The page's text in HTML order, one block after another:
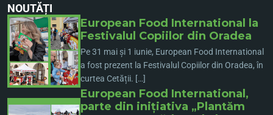
NOUTĂȚI
European Food International la
Festivalul Copiilor din Oradea
Pe 31 mai și 1 iunie, European Food International
a fost prezent la Festivalul Copiilor din Oradea, în
curtea Cetății. […]
European Food International,
parte din inițiativa „Plantăm